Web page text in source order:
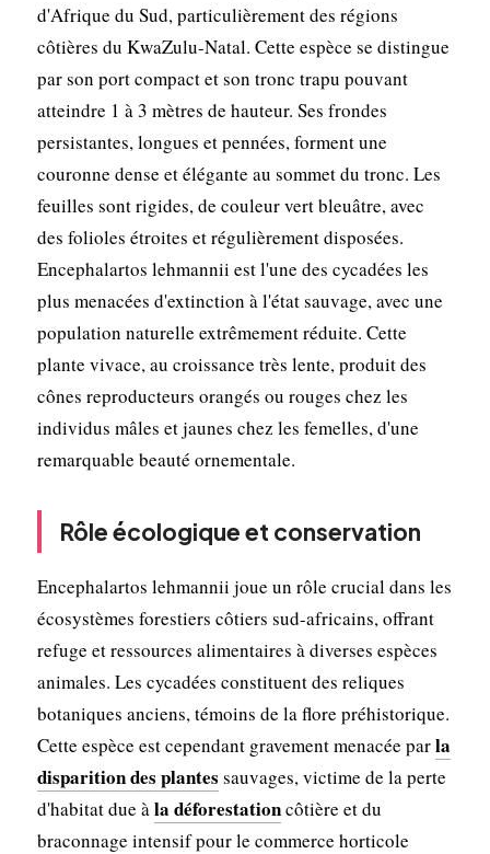
d'Afrique du Sud, particulièrement des régions
côtières du KwaZulu-Natal. Cette espèce se distingue
par son port compact et son tronc trapu pouvant
atteindre 1 à 3 mètres de hauteur. Ses frondes
persistantes, longues et pennées, forment une
couronne dense et élégante au sommet du tronc. Les
feuilles sont rigides, de couleur vert bleuâtre, avec
des folioles étroites et régulièrement disposées.
Encephalartos lehmannii est l'une des cycadées les
plus menacées d'extinction à l'état sauvage, avec une
population naturelle extrêmement réduite. Cette
plante vivace, au croissance très lente, produit des
cônes reproducteurs orangés ou rouges chez les
individus mâles et jaunes chez les femelles, d'une
remarquable beauté ornementale.
Rôle écologique et conservation
Encephalartos lehmannii joue un rôle crucial dans les
écosystèmes forestiers côtiers sud-africains, offrant
refuge et ressources alimentaires à diverses espèces
animales. Les cycadées constituent des reliques
botaniques anciens, témoins de la flore préhistorique.
Cette espèce est cependant gravement menacée parla
disparition des plantes sauvages, victime de la perte
d'habitat due àla déforestationcôtière et du
braconnage intensif pour le commerce horticole